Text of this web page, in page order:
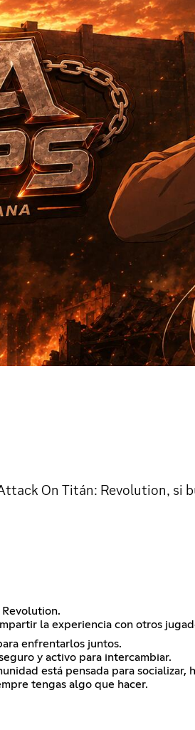
On Titán: Revolution,
la experiencia con otros
enfrentarlos juntos.
y activo para intercambiar.
está pensada para socializar,
tengas algo que hacer.